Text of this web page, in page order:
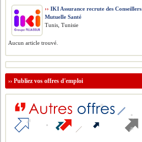
›› IKI Assurance recrute des Conseillers
Mutuelle Santé
Tunis, Tunisie
Aucun article trouvé.
››Publiez vos offres d'emploi